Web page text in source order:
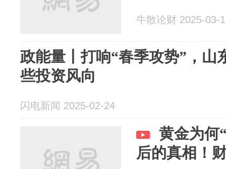
牛散论财 2025-03-
政能量丨打响“春季攻势”，山
些投资风向
闪电新闻 2025-02-24
黄金为何
后的真相！